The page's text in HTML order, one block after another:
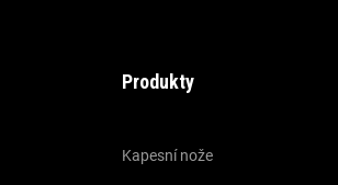
Produkty
Kapesní nože